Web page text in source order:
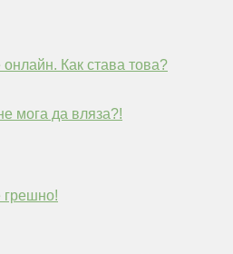
Как става това?
мога да вляза?!
грешно!